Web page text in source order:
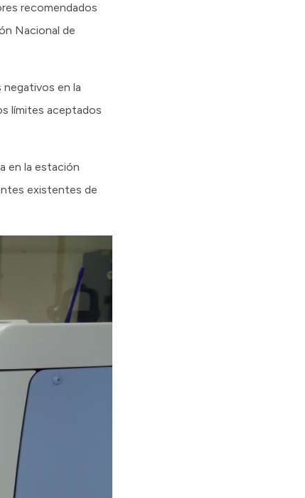
recomendados
Nacional de
en la
límites aceptados
en la estación
existentes de